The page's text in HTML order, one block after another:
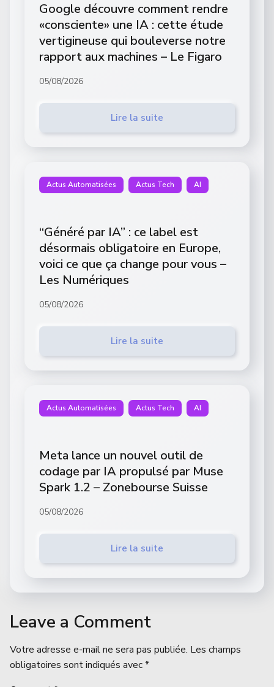
Google découvre comment rendre
«consciente» une IA : cette étude
vertigineuse qui bouleverse notre
rapport aux machines – Le Figaro
05/08/2026
Lire la suite
Actus Automatisées Actus Tech AI
“Généré par IA” : ce label est
désormais obligatoire en Europe,
voici ce que ça change pour vous –
Les Numériques
05/08/2026
Lire la suite
Actus Automatisées Actus Tech AI
Meta lance un nouvel outil de
codage par IA propulsé par Muse
Spark 1.2 – Zonebourse Suisse
05/08/2026
Lire la suite
Leave a Comment
Votre adresse e-mail ne sera pas publiée. Les champs
obligatoires sont indiqués avec*